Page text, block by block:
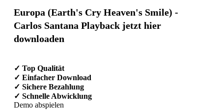
Europa (Earth's Cry Heaven's Smile) -
Carlos Santana Playback jetzt hier
downloaden
✓ Top Qualität
✓ Einfacher Download
✓ Sichere Bezahlung
✓ Schnelle Abwicklung
Demo abspielen